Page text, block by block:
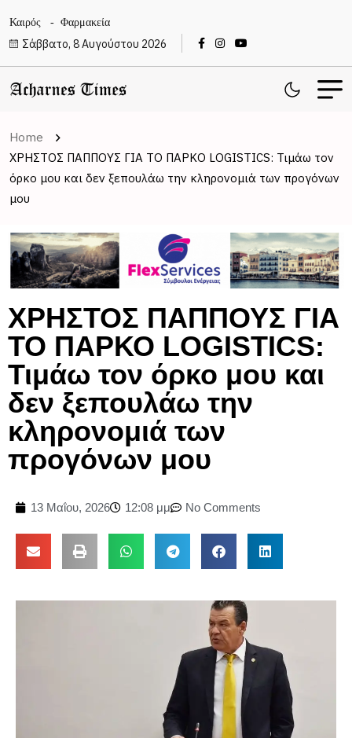
Καιρός Φαρμακεία
Σάββατο, 8 Αυγούστου 2026
Home
ΧΡΗΣΤΟΣ ΠΑΠΠΟΥΣ ΓΙΑ ΤΟ ΠΑΡΚΟ LOGISTICS: Τιμάω τον
όρκο μου και δεν ξεπουλάω την κληρονομιά των προγόνων
μου
ΧΡΗΣΤΟΣ ΠΑΠΠΟΥΣ ΓΙΑ
ΤΟ ΠΑΡΚΟ LOGISTICS:
Τιμάω τον όρκο μου και
δεν ξεπουλάω την
κληρονομιά των
προγόνων μου
13 Μαΐου, 2026 12:08 μμ No Comments